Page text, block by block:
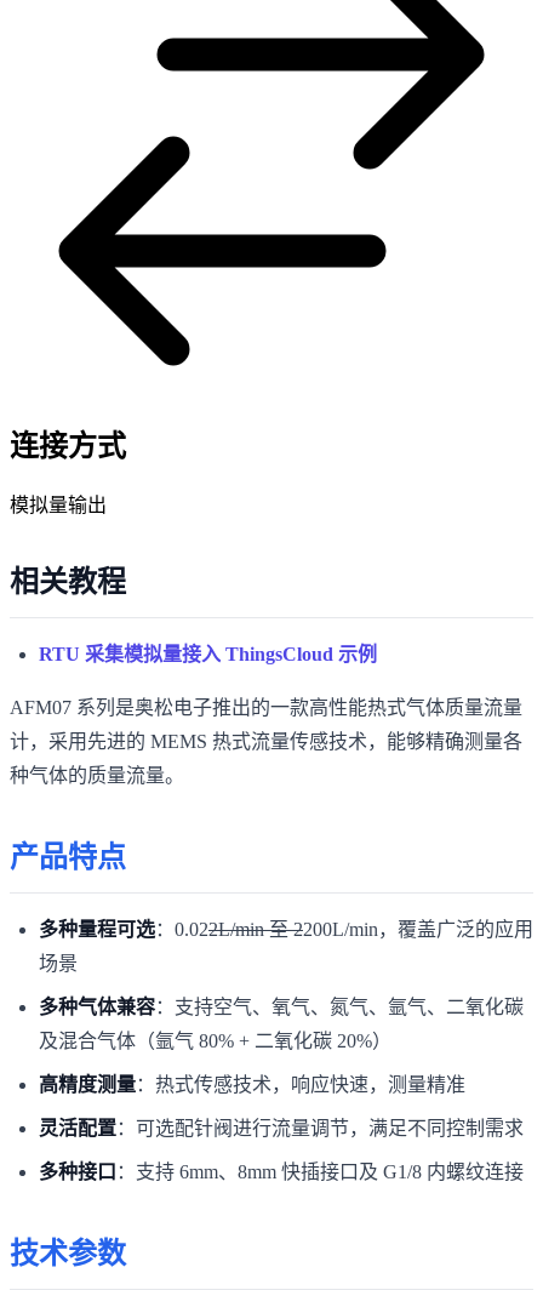
连接方式
模拟量输出
相关教程
RTU 采集模拟量接入 ThingsCloud 示例
AFM07 系列是奥松电子推出的一款高性能热式气体质量流量
计，采用先进的 MEMS 热式流量传感技术，能够精确测量各
种气体的质量流量。
产品特点
多种量程可选：0.022L/min 至 2200L/min，覆盖广泛的应用
场景
多种气体兼容：支持空气、氧气、氮气、氩气、二氧化碳
及混合气体（氩气 80% + 二氧化碳 20%）
高精度测量：热式传感技术，响应快速，测量精准
灵活配置：可选配针阀进行流量调节，满足不同控制需求
多种接口 ：支持 6mm、8mm 快插接口及 G1/8 内螺纹连接
技术参数